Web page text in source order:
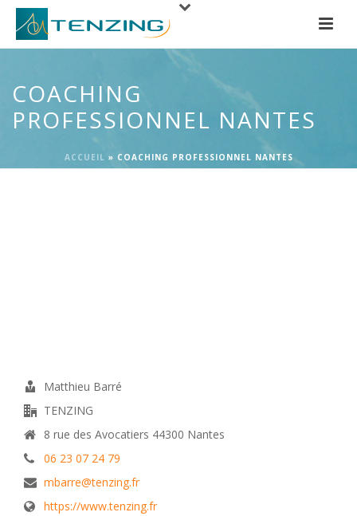
COACHING
PROFESSIONNEL NANTES
ACCUEIL » COACHING PROFESSIONNEL NANTES
Matthieu Barré
TENZING
8 rue des Avocatiers 44300 Nantes
06 23 07 24 79
mbarre@tenzing.fr
https://www.tenzing.fr